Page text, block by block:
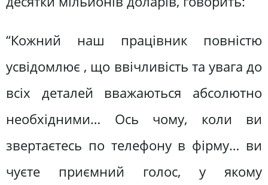
“Кожний наш працівник повністю
усвідомлює , що ввічливість та увага до
всіх деталей вважаються абсолютно
необхідними… Ось чому, коли ви
звертаєтесь по телефону в фірму… ви
чуєте приємний голос, у якому